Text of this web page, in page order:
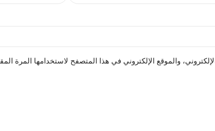
والموقع الإلكتروني في هذا المتصفح لاستخدامها المرة